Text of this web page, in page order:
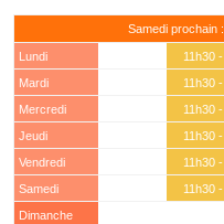
Samedi prochain :
Lundi 11h30
Mardi
11h30
Mercredi
11h30
Jeudi
11h30
Vendredi
11h30
Samedi
11h30
Dimanche